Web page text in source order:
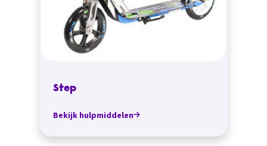
Step
Bekijk hulpmiddelen